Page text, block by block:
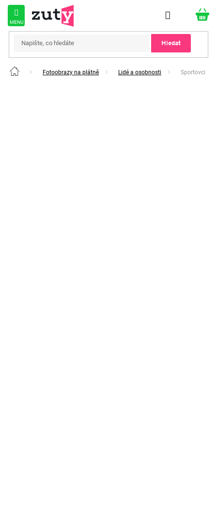
Přejít
obsah
Hledat
Domů Fotoobrazy na plátně Lidé a osobnosti Sportovci